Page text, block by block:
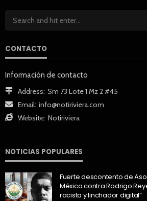
CONTACTO
Información de contacto
Address: Sm 73 Lote 1 Mz 2 #45
Email: info@notiriviera.com
Website: Notiriviera
NOTICIAS POPULARES
Fuerte descontento de
México contra Rodrigo
racista y linchador digital”